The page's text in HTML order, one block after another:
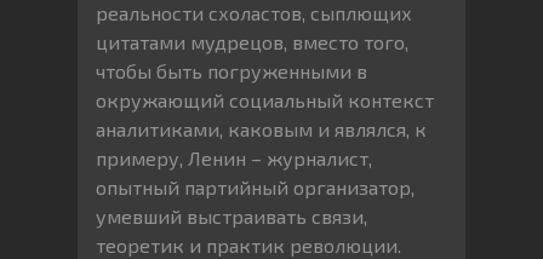
реальности схоластов, сыплющих
цитатами мудрецов, вместо того,
чтобы быть погруженными в
окружающий социальный контекст
аналитиками, каковым и являлся, к
примеру, Ленин – журналист,
опытный партийный организатор,
умевший выстраивать связи,
теоретик и практик революции.